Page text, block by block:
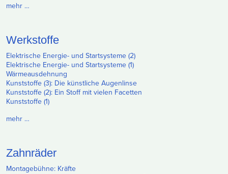
mehr …
Werkstoffe
Elektrische Energie- und Startsysteme (2)
Elektrische Energie- und Startsysteme (1)
Wärmeausdehnung
Kunststoffe (3): Die künstliche Augenlinse
Kunststoffe (2): Ein Stoff mit vielen Facetten
Kunststoffe (1)
mehr …
Zahnräder
Montagebühne: Kräfte